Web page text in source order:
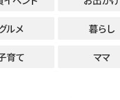
ルメ
暮らし
育て
ママ